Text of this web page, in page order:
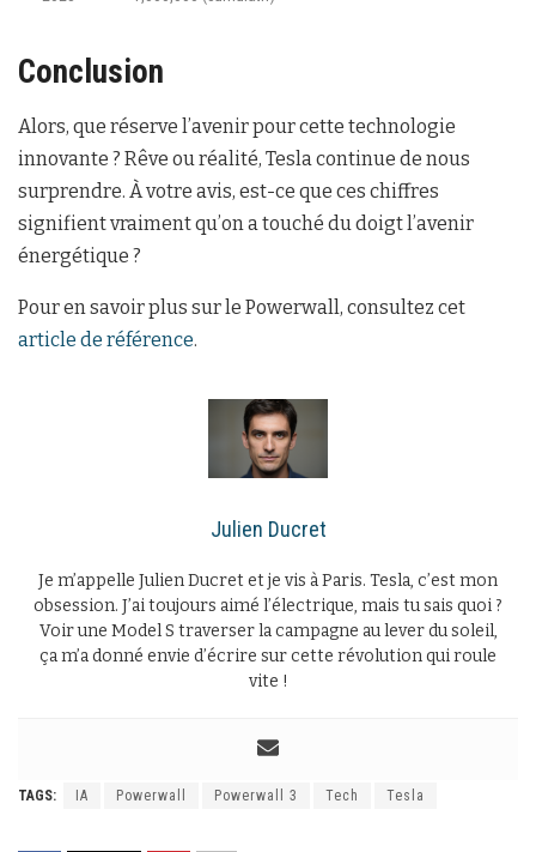
Conclusion
Alors, que réserve l’avenir pour cette technologie
innovante ? Rêve ou réalité, Tesla continue de nous
surprendre. À votre avis, est-ce que ces chiffres
signifient vraiment qu’on a touché du doigt l’avenir
énergétique ?
Pour en savoir plus sur le Powerwall, consultez cet
article de référence.
Julien Ducret
Je m’appelle Julien Ducret et je vis à Paris. Tesla, c’est mon
obsession. J’ai toujours aimé l’électrique, mais tu sais quoi ?
Voir une Model S traverser la campagne au lever du soleil,
ça m’a donné envie d’écrire sur cette révolution qui roule
vite !
TAGS: IA Powerwall Powerwall 3 Tech Tesla